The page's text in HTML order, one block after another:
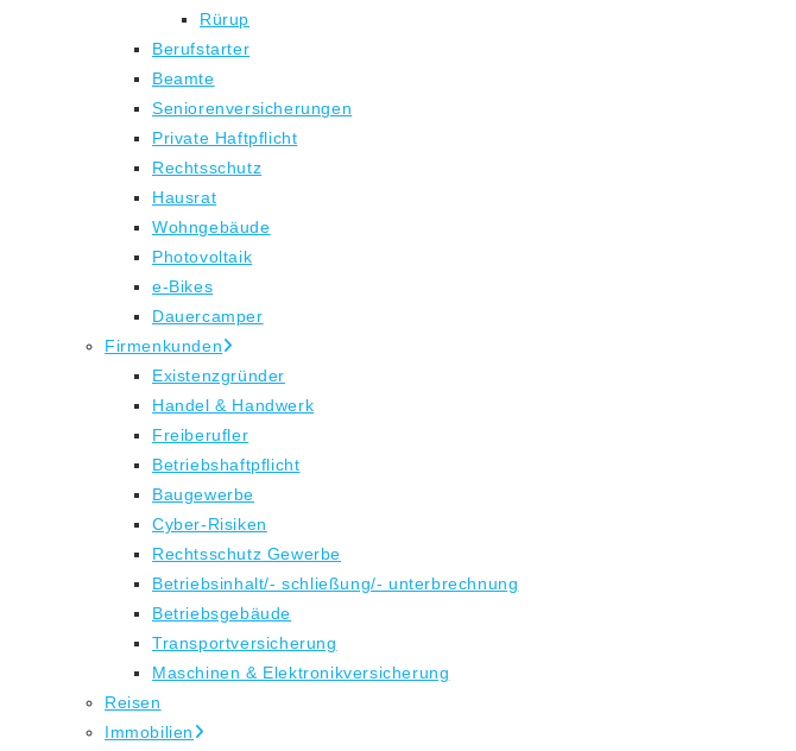
Rürup
Berufstarter
Beamte
Seniorenversicherungen
Private Haftpflicht
Rechtsschutz
Hausrat
Wohngebäude
Photovoltaik
e-Bikes
Dauercamper
Firmenkunden
Existenzgründer
Handel & Handwerk
Freiberufler
Betriebshaftpflicht
Baugewerbe
Cyber-Risiken
Rechtsschutz Gewerbe
Betriebsinhalt/- schließung/- unterbrechnung
Betriebsgebäude
Transportversicherung
Maschinen & Elektronikversicherung
Reisen
Immobilien